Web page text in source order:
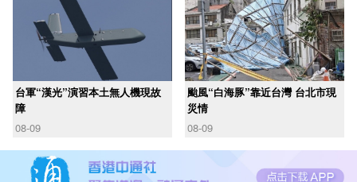
台軍“漢光”演習本土無人機現故
障
08-09
颱風“白海豚”靠近台灣 台北市現
災情
08-09